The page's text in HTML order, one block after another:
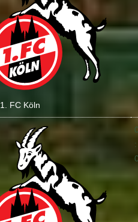
1. FC Köln
: